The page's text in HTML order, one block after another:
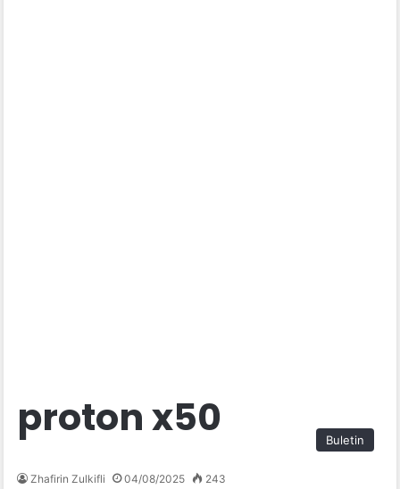
proton x50 Buletin
Zhafirin Zulkifli 04/08/2025 243